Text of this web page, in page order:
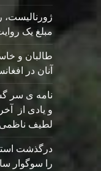
مبلغ یک
طالبان و
آنان در
نامه ی سر
و یادی از
لطیف ناظمی
درگذشت
را سوگوار